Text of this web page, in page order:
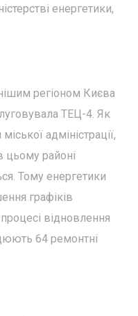
енергетики,
регіоном Києва
ТЕЦ-4. Як
адміністрації,
цьому районі
Тому енергетики
графіків
відновлення
64 ремонтні